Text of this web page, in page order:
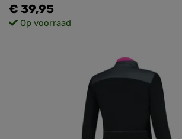
€ 39,95
Op voorraad